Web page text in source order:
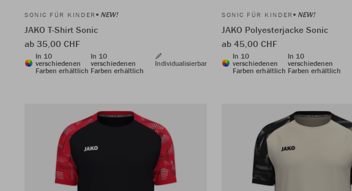
SONIC FÜR KINDER NEW!
JAKO T-Shirt Sonic
ab 35,00 CHF
In 10
verschiedenen
Farben erhältlich
In 10
verschiedenen
Farben erhältlich
Individualisierbar
SONIC FÜR KINDER NEW!
JAKO Polyesterjacke Sonic
ab 45,00 CHF
In 10
verschiedenen
Farben erhältlich
In 10
verschiedenen
Farben erhältlich